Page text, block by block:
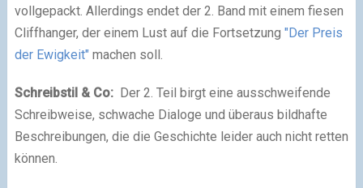
vollgepackt. Allerdings endet der 2. Band mit einem fiesen
Cliffhanger, der einem Lust auf die Fortsetzung "Der Preis
der Ewigkeit" machen soll.
Schreibstil & Co:Der 2. Teil birgt eine ausschweifende
Schreibweise, schwache Dialoge und überaus bildhafte
Beschreibungen, die die Geschichte leider auch nicht retten
können.